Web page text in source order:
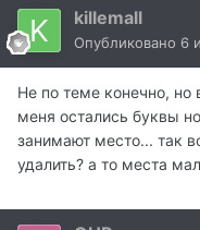
killemall
Опубликовано 6
Не по теме конечно, но
меня остались буквы
занимают место... так
удалить? а то места